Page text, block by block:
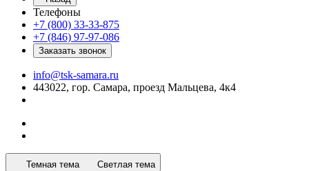
Телефоны
+7 (800) 33-33-875
+7 (846) 97-97-086
Заказать звонок
info@tsk-samara.ru
443022, гор. Самара, проезд Мальцева, 4к4
Темная тема Светлая тема